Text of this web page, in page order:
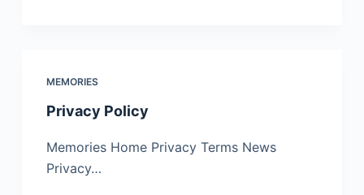
MEMORIES
Privacy Policy
Memories Home Privacy Terms News
Privacy…